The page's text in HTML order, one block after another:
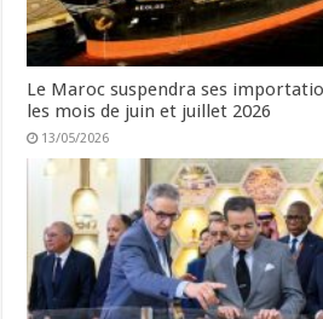
Le Maroc suspendra ses
les mois de juin et juillet 2026
13/05/2026